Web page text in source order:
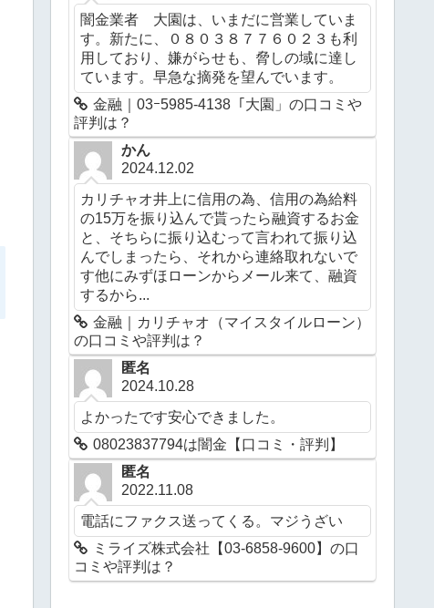
闇金業者 大園は、いまだに営業していま
す。新たに、０８０３８７７６０２３も利
用しており、嫌がらせも、脅しの域に達し
ています。早急な摘発を望んでいます。
金融｜03ｰ5985-4138「大園」の口コミや
評判は？
かん
2024.12.02
カリチャオ井上に信用の為、信用の為給料
の15万を振り込んで貰ったら融資するお金
と、そちらに振り込むって言われて振り込
んでしまったら、それから連絡取れないで
す他にみずほローンからメール来て、融資
するから...
金融｜カリチャオ（マイスタイルローン）
の口コミや評判は？
匿名
2024.10.28
よかったです安心できました。
08023837794は闇金【口コミ・評判】
匿名
2022.11.08
電話にファクス送ってくる。マジうざい
ミライズ株式会社【03-6858-9600】の口
コミや評判は？